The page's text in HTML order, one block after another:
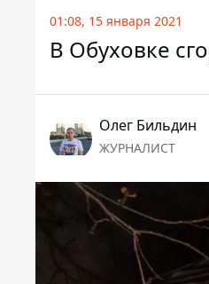
01:08, 15 января 2021
В Обуховке
Олег Бильдин
ЖУРНАЛИСТ